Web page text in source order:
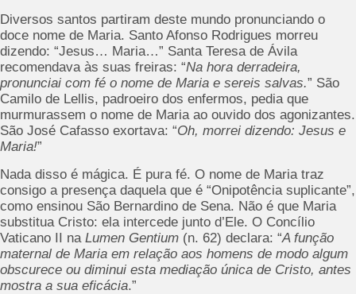
Diversos santos partiram deste mundo pronunciando o
doce nome de Maria. Santo Afonso Rodrigues morreu
dizendo: “Jesus… Maria…” Santa Teresa de Ávila
recomendava às suas freiras: “Na hora derradeira,
pronunciai com fé o nome de Maria e sereis salvas.” São
Camilo de Lellis, padroeiro dos enfermos, pedia que
murmurassem o nome de Maria ao ouvido dos agonizantes.
São José Cafasso exortava: “Oh, morrei dizendo: Jesus e
Maria!”
Nada disso é mágica. É pura fé. O nome de Maria traz
consigo a presença daquela que é “Onipotência suplicante”,
como ensinou São Bernardino de Sena. Não é que Maria
substitua Cristo: ela intercede junto d’Ele. O Concílio
Vaticano II na Lumen Gentium (n. 62) declara: “A função
maternal de Maria em relação aos homens de modo algum
obscurece ou diminui esta mediação única de Cristo, antes
mostra a sua eficácia.”